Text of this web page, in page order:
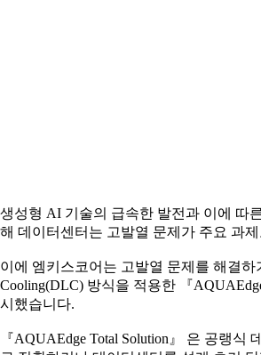
생성형 AI 기술의 급속한 발전과 이에 따
해 데이터센터는 고발열 문제가 주요 과
이에 엠키스코어는 고발열 문제를 해결하
Cooling(DLC) 방식을 적용한 『
시했습니다.
『AQUAEdge Total Solution』 은 공랭식